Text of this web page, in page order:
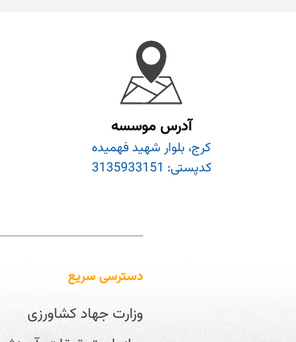
آدرس موسسه
کرج، بلوار شهید فهمیده
کدپستی: 3135933151
دسترسی سریع
وزارت جهاد کشاورزی